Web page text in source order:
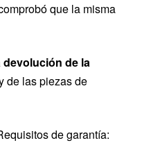
que la misma
devolución de la
de las piezas de
de garantía: